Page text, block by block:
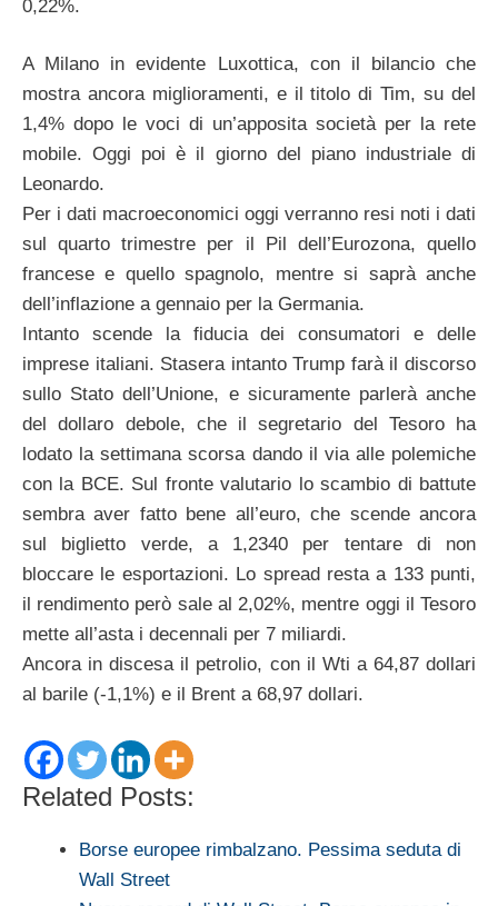
0,22%.
A Milano in evidente Luxottica, con il bilancio che
mostra ancora miglioramenti, e il titolo di Tim, su del
1,4% dopo le voci di un’apposita società per la rete
mobile. Oggi poi è il giorno del piano industriale di
Leonardo.
Per i dati macroeconomici oggi verranno resi noti i dati
sul quarto trimestre per il Pil dell’Eurozona, quello
francese e quello spagnolo, mentre si saprà anche
dell’inflazione a gennaio per la Germania.
Intanto scende la fiducia dei consumatori e delle
imprese italiani. Stasera intanto Trump farà il discorso
sullo Stato dell’Unione, e sicuramente parlerà anche
del dollaro debole, che il segretario del Tesoro ha
lodato la settimana scorsa dando il via alle polemiche
con la BCE. Sul fronte valutario lo scambio di battute
sembra aver fatto bene all’euro, che scende ancora
sul biglietto verde, a 1,2340 per tentare di non
bloccare le esportazioni. Lo spread resta a 133 punti,
il rendimento però sale al 2,02%, mentre oggi il Tesoro
mette all’asta i decennali per 7 miliardi.
Ancora in discesa il petrolio, con il Wti a 64,87 dollari
al barile (-1,1%) e il Brent a 68,97 dollari.
Related Posts:
Borse europee rimbalzano. Pessima seduta di
Wall Street